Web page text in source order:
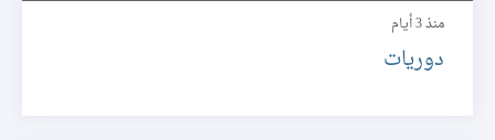
منذ 3 أيام
دوريات